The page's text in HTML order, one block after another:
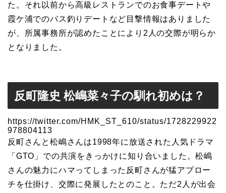
た。それ以前から高級レストランでのお食事デートや
霞ケ浦でのバス釣りデートなど目撃情報はありました
が、所属事務所が認めたことにより2人の交際が明らか
となりました。
反町隆史 松嶋菜々子の馴れ初めは？
https://twitter.com/HMK_ST_610/status/1728229922
978804113
反町さんと松嶋さんは1998年に放送された人気ドラマ
「GTO」での共演をきっかけに知り合いました。松嶋
さんの魅力にハマってしまった反町さんが猛アプロー
チを仕掛け、交際に発展したとのこと。ただ2人が出会